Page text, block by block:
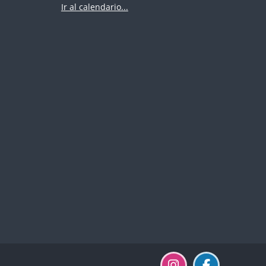
Ir al calendario...